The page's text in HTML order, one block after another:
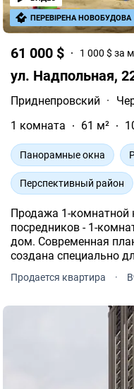
61 000 $ 1 000 $ за
ул. Надпольная,
Приднепровский ·
1 комната
61 м²
Панорамные окна
Перспективный район
Продажа 1-комнатной
посредников - 1-
дом. Современная планировка площадью - 61 м²
создана специально для
Продается квартира ·
ПЕРЕВІРЕНА НОВОБУДОВА